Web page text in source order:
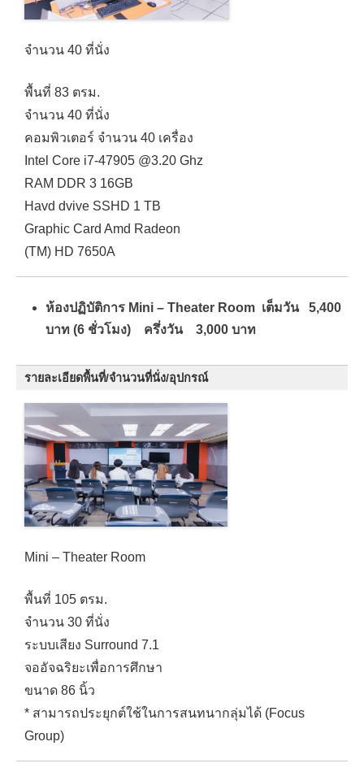
จำนวน 40 ที่นั่ง
พื้นที่ 83 ตรม.
จำนวน 40 ที่นั่ง
คอมพิวเตอร์ จำนวน 40 เครื่อง
Intel Core i7-47905 @3.20 Ghz
RAM DDR 3 16GB
Havd dvive SSHD 1 TB
Graphic Card Amd Radeon
(TM) HD 7650A
ห้องปฏิบัติการ Mini – Theater Room เต็มวัน 5,400
บาท (6 ชั่วโมง) ครึ่งวัน 3,000 บาท
รายละเอียดพื้นที่/จำนวนที่นั่ง/อุปกรณ์
Mini – Theater Room
พื้นที่ 105 ตรม.
จำนวน 30 ที่นั่ง
ระบบเสียง Surround 7.1
จออัจฉริยะเพื่อการศึกษา
ขนาด 86 นิ้ว
* สามารถประยุกต์ใช้ในการสนทนากลุ่มได้ (Focus
Group)